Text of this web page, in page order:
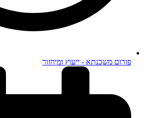
פורום משכנתא - ייעוץ ומיחזור